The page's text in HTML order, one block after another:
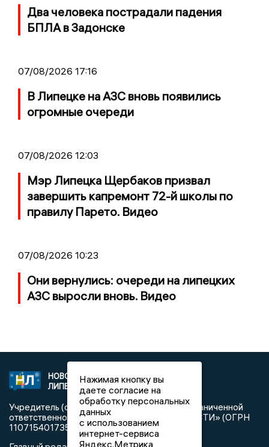
Два человека пострадали падения
БПЛА в Задонске
07/08/2026 17:16
В Липецке на АЗС вновь появились
огромные очереди
07/08/2026 12:03
Мэр Липецка Щербаков призвал
завершить капремонт 72-й школы по
правилу Парето. Видео
07/08/2026 10:23
Они вернулись: очереди на липецких
АЗС выросли вновь. Видео
НОВОСТИ
ЛИПЕЦКА
2021 © NEWSLIPETSK.RU | СИ
«Новости Липецка»
Учредитель (соучредители): Общество с ограниченной
ответственностью «РЕГИОНАЛЬНЫЕ НОВОСТИ» (ОГРН
1107154017354)
Нажимая кнопку вы
даете согласие на
обработку персональных
данных
с использованием
интернет-сервиса
Яндекс.Метрика,